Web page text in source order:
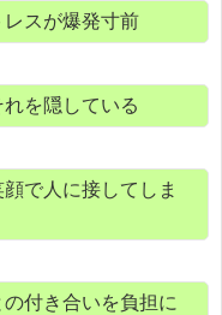
スが爆発寸前
を隠している
で人に接してしま
付き合いを負担に